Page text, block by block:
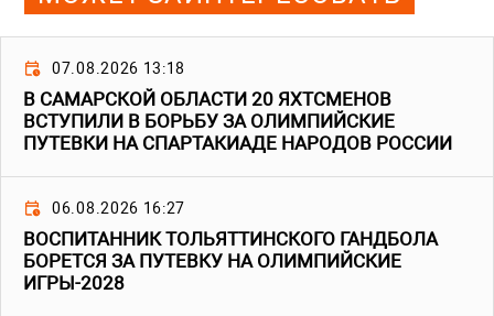
07.08.2026 13:18
В САМАРСКОЙ ОБЛАСТИ 20 ЯХТСМЕНОВ
ВСТУПИЛИ В БОРЬБУ ЗА ОЛИМПИЙСКИЕ
ПУТЕВКИ НА СПАРТАКИАДЕ НАРОДОВ РОССИИ
06.08.2026 16:27
ВОСПИТАННИК ТОЛЬЯТТИНСКОГО ГАНДБОЛА
БОРЕТСЯ ЗА ПУТЕВКУ НА ОЛИМПИЙСКИЕ
ИГРЫ-2028